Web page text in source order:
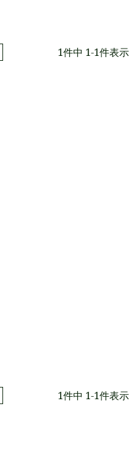
1件中 1-1件表示
1件中 1-1件表示